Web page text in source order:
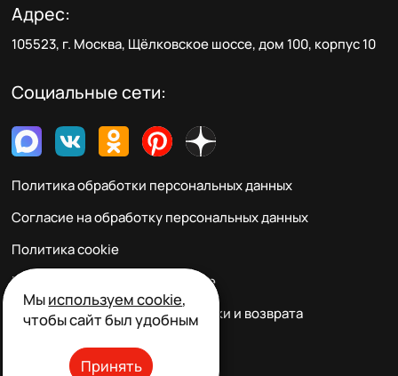
Адрес:
105523, г. Москва, Щёлковское шоссе, дом 100, корпус 10
Социальные сети:
Политика обработки персональных данных
Согласие на обработку персональных данных
Политика cookie
Пользовательское соглашение
Правила заказа, оплаты, доставки и возврата
Реквизиты и контакты
Мыиспользуем cookie,
чтобы сайт был удобным
Принять